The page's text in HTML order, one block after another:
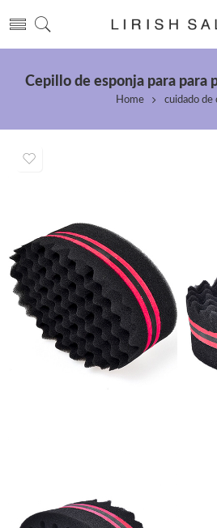
Cepillo de esponja para para
Home cuidado de